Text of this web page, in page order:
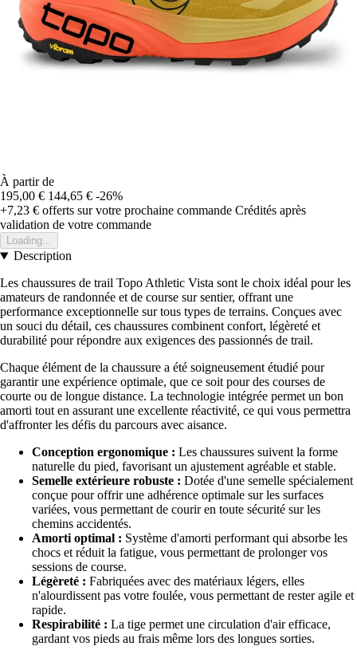
À partir de
195,00 € 144,65 € -26%
+7,23 € offerts sur votre prochaine commande Crédités après
validation de votre commande
Loading...
Description
Les chaussures de trail Topo Athletic Vista sont le choix idéal pour les
amateurs de randonnée et de course sur sentier, offrant une
performance exceptionnelle sur tous types de terrains. Conçues avec
un souci du détail, ces chaussures combinent confort, légèreté et
durabilité pour répondre aux exigences des passionnés de trail.
Chaque élément de la chaussure a été soigneusement étudié pour
garantir une expérience optimale, que ce soit pour des courses de
courte ou de longue distance. La technologie intégrée permet un bon
amorti tout en assurant une excellente réactivité, ce qui vous permettra
d'affronter les défis du parcours avec aisance.
Conception ergonomique : Les chaussures suivent la forme
naturelle du pied, favorisant un ajustement agréable et stable.
Semelle extérieure robuste : Dotée d'une semelle spécialement
conçue pour offrir une adhérence optimale sur les surfaces
variées, vous permettant de courir en toute sécurité sur les
chemins accidentés.
Amorti optimal : Système d'amorti performant qui absorbe les
chocs et réduit la fatigue, vous permettant de prolonger vos
sessions de course.
Légèreté : Fabriquées avec des matériaux légers, elles
n'alourdissent pas votre foulée, vous permettant de rester agile et
rapide.
Respirabilité : La tige permet une circulation d'air efficace,
gardant vos pieds au frais même lors des longues sorties.